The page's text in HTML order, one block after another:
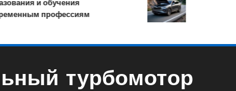
и обучения
профессиям
комплектации
турбомотор